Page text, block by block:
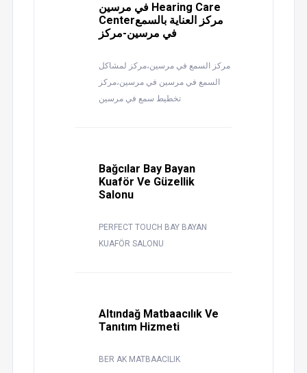
في مرسين Hearing Care
Centerمركز العناية بالسمع
في مرسين-مركز
مركز السمع في مرسين،مركز لمشاكل
السمع في مرسين في مرسين،مركز
تخطيط سمع في مرسين
Bağcılar Bay Bayan
Kuaför Ve Güzellik
Salonu
PERFECT TOUCH BAY BAYAN
KUAFÖR SALONU
Altındağ Matbaacılık Ve
Tanıtım Hizmeti
BER AK MATBAACILIK